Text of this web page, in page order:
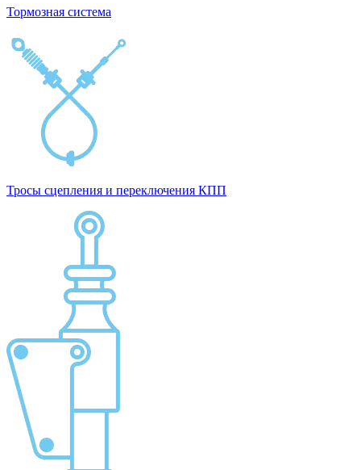
Тормозная система
Тросы сцепления и переключения КПП